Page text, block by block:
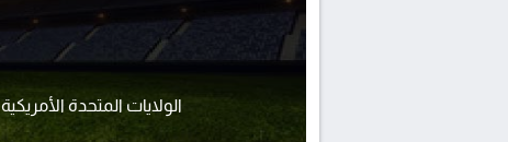
الولايات المتحدة الأمريكية